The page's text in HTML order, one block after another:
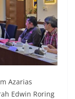
Azarias
Edwin Roring